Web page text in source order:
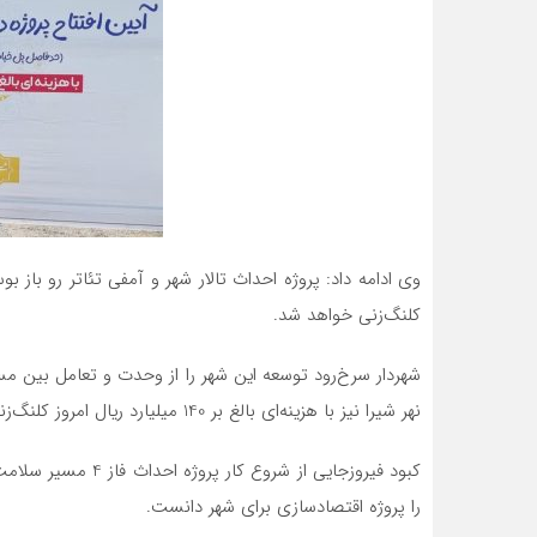
کلنگ‌زنی خواهد شد.
شهردار سرخ‌رود توسعه این شهر را از وحدت و تعامل بین
نهر شیرا نیز با هزینه‌ای بالغ بر 140 میلیارد ریال امروز کلنگ‎‌زنی شد.
را پروژه اقتصادسازی برای شهر دانست.